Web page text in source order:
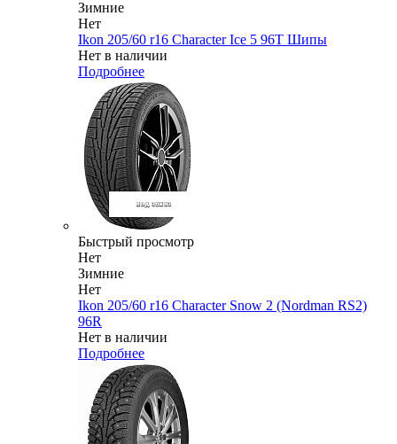
Зимние
Нет
Ikon 205/60 r16 Character Ice 5 96T Шипы
Нет в наличии
Подробнее
Быстрый просмотр
Нет
Зимние
Нет
Ikon 205/60 r16 Character Snow 2 (Nordman RS2)
96R
Нет в наличии
Подробнее